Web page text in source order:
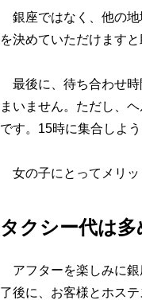
銀座ではなく、他の地
を決めていただけますと
最後に、待ち合わせ時
まいません。ただし、
です。15時に集合しよ
女の子にとってメリッ
タクシー代は
アフターを楽しみに銀
了後に、お客様とホス